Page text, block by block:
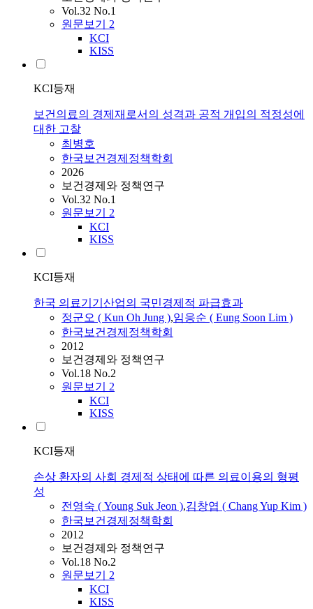
Vol.32 No.1
원문보기 2
KCI
KISS
KCI등재
보건의료의 경제재로서의 성격과 공적 개입의 적정성에
대한 고찰
최병호
한국보건경제정책학회
2026
보건경제와 정책연구
Vol.32 No.1
원문보기 2
KCI
KISS
KCI등재
한국 의료기기산업의 국민경제적 파급효과
정군오 ( Kun Oh Jung ),임응순 ( Eung Soon Lim )
한국보건경제정책학회
2012
보건경제와 정책연구
Vol.18 No.2
원문보기 2
KCI
KISS
KCI등재
손상 환자의 사회 경제적 상태에 따른 의료이용의 형평
성
전영숙 ( Young Suk Jeon ),김창엽 ( Chang Yup Kim )
한국보건경제정책학회
2012
보건경제와 정책연구
Vol.18 No.2
원문보기 2
KCI
KISS